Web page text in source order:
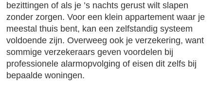
bezittingen of als je ’s nachts gerust wilt slapen
zonder zorgen. Voor een klein appartement waar je
meestal thuis bent, kan een zelfstandig systeem
voldoende zijn. Overweeg ook je verzekering, want
sommige verzekeraars geven voordelen bij
professionele alarmopvolging of eisen dit zelfs bij
bepaalde woningen.